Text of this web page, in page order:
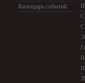
Календарь событий